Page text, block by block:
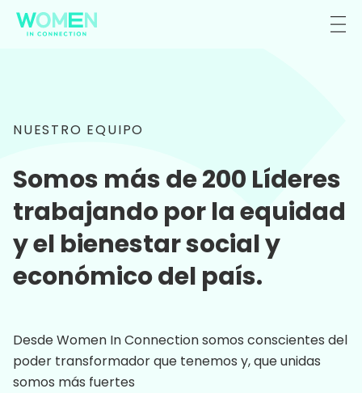
NUESTRO EQUIPO
Somos más de 200 Líderes
trabajando por la equidad
y el bienestar social y
económico del país.
Desde Women In Connection somos conscientes del
poder transformador que tenemos y, que unidas
somos más fuertes